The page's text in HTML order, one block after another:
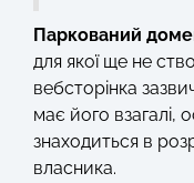
Паркований
для якої ще не
вебсторінка
має його взагалі,
знаходиться в
власника.